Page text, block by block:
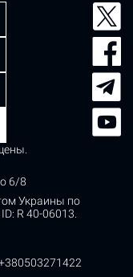
6/8
Украины по
ID: R 40-06013.